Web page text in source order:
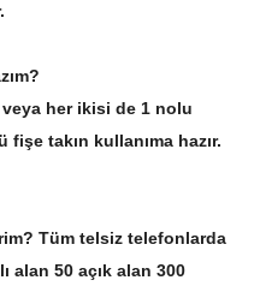
veya her ikisi de 1 nolu
takın kullanıma hazır.
Tüm telsiz telefonlarda
alan 50 açık alan 300